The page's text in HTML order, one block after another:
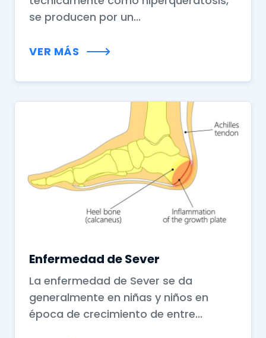
se producen por un...
VER MÁS
Enfermedad de Sever
La enfermedad de Sever se da
generalmente en niñas y niños en
época de crecimiento de entre...